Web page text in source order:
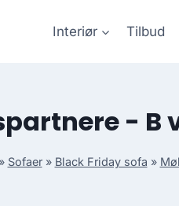
Interiør Tilbud
- B
Sofaer» Black Friday sofa »